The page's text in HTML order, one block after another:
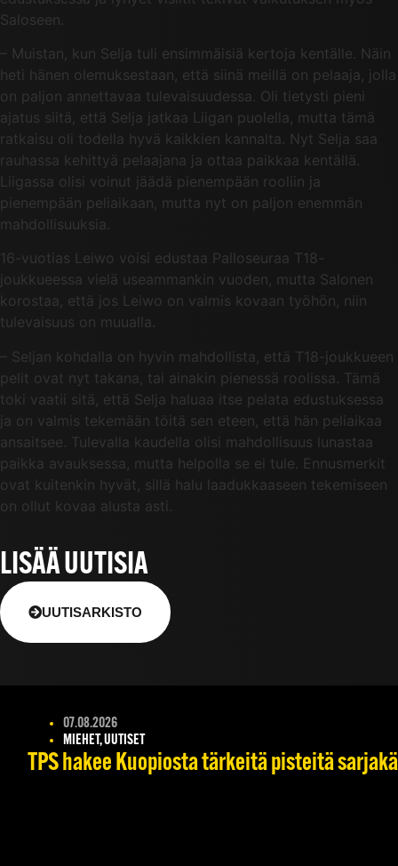
Saloseen.
– Muistan, kun Selja tuli ensimmäisiä kertoja kentälle. Näin
heti hänen olemuksestaan, että siinä meillä on pelaaja, jolla
on paljon annettavaa tulevaisuudessa. Oli tietysti pieni
ajatus siitä, että Selja jatkaa Liigan puolella, mutta tämä
ratkaisu oli todella hyvä kaikkien kannalta. Nyt Selja saa
rauhassa kehittyä pelaajana ja ottaa paikkaa kentällä.
Liigassa olisi voinut jäädä pienempään rooliin ja
pienempään peliaikaan, mutta nyt on paljon enemmän
mahdollisuuksia.
16-vuotias Leiwo voisi edustaa Palloseuraa T18-
joukkueessa vielä useammankin vuoden, mutta Salonen
korostaa, että jos Leiwo on valmis kovaan työhön, niin
tulevaisuus on muualla.
– Seljan kohdalla on hyvin mahdollista, että T18-joukkueen
pelit ovat nyt takana, tai ainakin pienessä roolissa. Tämä
toki vaatii sitä, että Selja haluaa itse pelata edustuksessa
ja on valmis tekemään töitä sen eteen, että hän peliaikaa
ansaitsee. Tulevalla kaudella olisi mahdollisuus lunastaa
paikka avauksessa, mutta helpolla se ei tule. Ennusmerkit
ovat kuitenkin hyvät, sillä halu laadukkaaseen tekemiseen
on ollut kovaa alusta asti.
LISÄÄ UUTISIA
UUTISARKISTO
07.08.2026
MIEHET, UUTISET
TPS hakee Kuopiosta tärkeitä pisteitä